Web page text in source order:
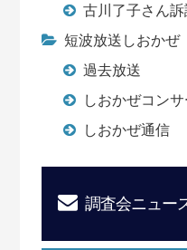
古川了子さん訴
短波放送しおかぜ
過去放送
しおかぜコンサ
しおかぜ通信
調査会ニュー